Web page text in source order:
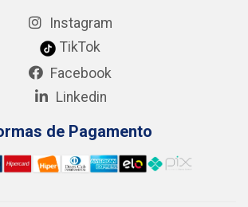
Instagram
TikTok
Facebook
Linkedin
de Pagamento